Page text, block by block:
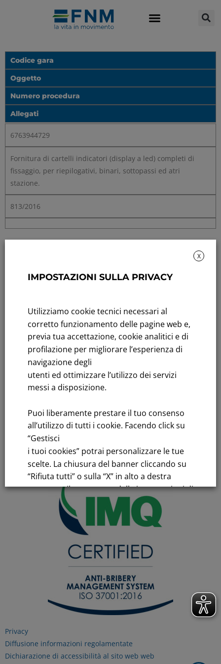
Codice gara
Oggetto
Numero procedura
Allegati
6763944729
Fornitura di cartelli indicatori (display a led) completi di
fissaggio, per riepilogativi, binari, sottopassi ed atri
stazione.
813/2016
Andamento titolo: Il titolo in Borsa
Bandi di gara: Ultimi bandi
FNM S.p.A.
Sede in Milano, Piazzale Cadorna, 14
fnm@legalmail.it
Iscrizione Registro Imprese
C.F.e P.IVA 00776140154
C.C.I.AA. Milano – REA 28331
Privacy
Diffusione informazioni regolamentate
Dichiarazione di accessibilità al sito web web
X
IMPOSTAZIONI SULLA PRIVACY
Utilizziamo cookie tecnici necessari al
corretto funzionamento delle pagine web e,
previa tua accettazione, cookie analitici e di
profilazione per migliorare l’esperienza di
navigazione degli
utenti ed ottimizzare l’utilizzo dei servizi
messi a disposizione.
Puoi liberamente prestare il tuo consenso
all’utilizzo di tutti i cookie. Facendo click su
“Gestisci
i tuoi cookies” potrai personalizzare le tue
scelte. La chiusura del banner cliccando su
“Rifiuta tutti” o sulla “X” in alto a destra
comporta il permanere delle impostazioni di
default e la continuazione della navigazione
in assenza di cookie o altri strumenti di
tracciamento diversi da quelli tecnici.
Per maggiori informazioni consulta la
Informativa sui dati personali e cookie
GESTISCI I TUOI COOKIES